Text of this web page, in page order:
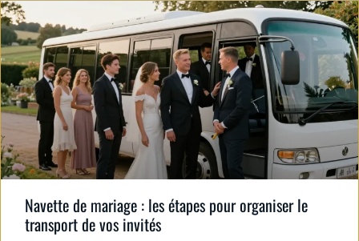
Navette de mariage : les étapes pour organiser le
transport de vos invités